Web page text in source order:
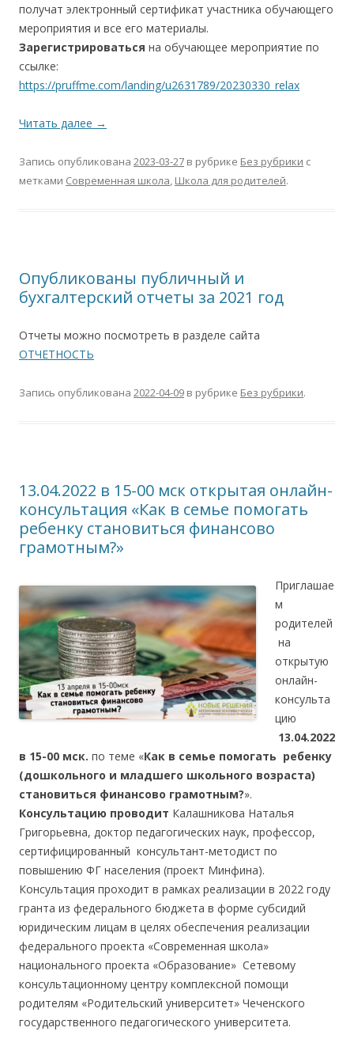
получат электронный сертификат участника обучающего
мероприятия и все его материалы.
Зарегистрироваться на обучающее мероприятие по
ссылке:
https://pruffme.com/landing/u2631789/20230330_relax
Читать далее →
Запись опубликована 2023-03-27 в рубрике Без рубрики с
метками Современная школа, Школа для родителей.
Опубликованы публичный и
бухгалтерский отчеты за 2021 год
Отчеты можно посмотреть в разделе сайта
ОТЧЕТНОСТЬ
Запись опубликована 2022-04-09 в рубрике Без рубрики.
13.04.2022 в 15-00 мск открытая онлайн-
консультация «Как в семье помогать
ребенку становиться финансово
грамотным?»
Приглашае
м
родителей
на
открытую
онлайн-
консульта
цию
13.04.2022
в 15-00 мск. по теме «Как в семье помогать ребенку
(дошкольного и младшего школьного возраста)
становиться финансово грамотным?».
Консультацию проводит Калашникова Наталья
Григорьевна, доктор педагогических наук, профессор,
сертифицированный консультант-методист по
повышению ФГ населения (проект Минфина).
Консультация проходит в рамках реализации в 2022 году
гранта из федерального бюджета в форме субсидий
юридическим лицам в целях обеспечения реализации
федерального проекта «Современная школа»
национального проекта «Образование» Сетевому
консультационному центру комплексной помощи
родителям «Родительский университет» Чеченского
государственного педагогического университета.